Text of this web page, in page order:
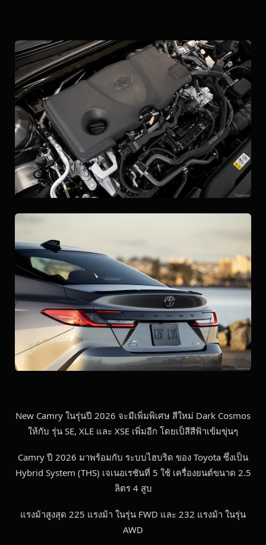
New Camry ในรุ่นปี 2026 จะมีเพิ่มพิเศษ สีใหม่ Dark Cosmos
ให้กับ รุ่น SE, XLE และ XSE เพิ่มอีก โดยเป็สีสีฟ้าเข้มขุ่นๆ
Camry ปี 2026 มาพร้อมกับ ระบบไฮบริด ของ Toyota ซึ่งเป็น
Hybrid System (THS) เจเนอเรชันที่ 5 ใช้ เครื่องยนต์ขนาด 2.5
ลิตร 4 สูบ
แรงม้าสูงสุด 225 แรงม้า ในรุ่น FWD และ 232 แรงม้า ในรุ่น
AWD